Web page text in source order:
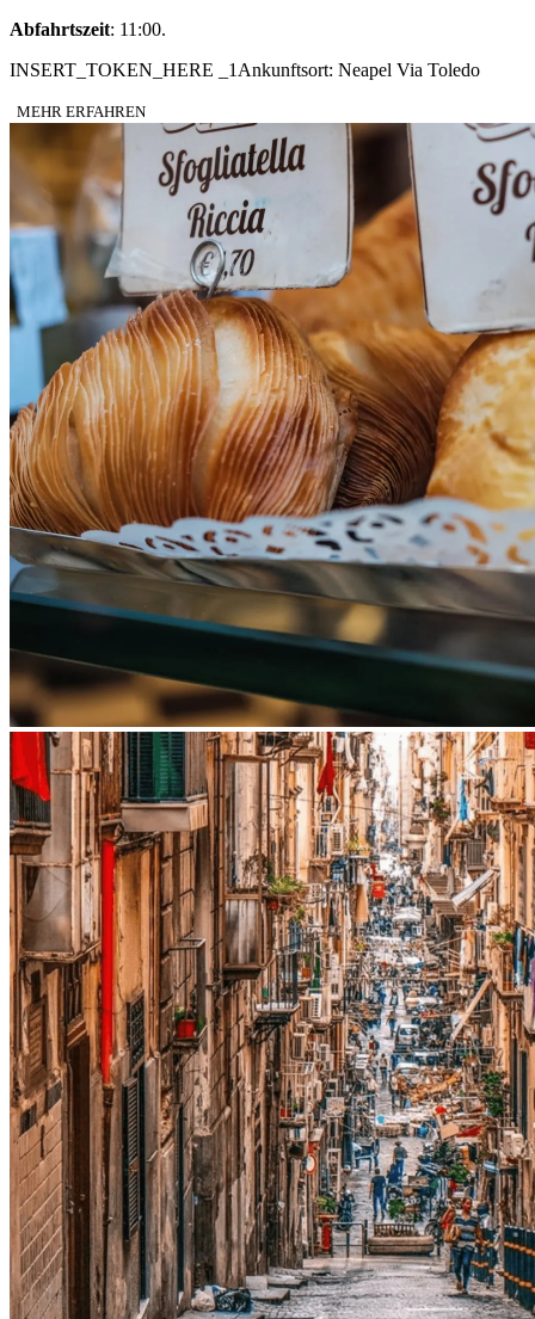
Abfahrtszeit: 11:00.
INSERT_TOKEN_HERE _1Ankunftsort: Neapel Via Toledo
MEHR ERFAHREN